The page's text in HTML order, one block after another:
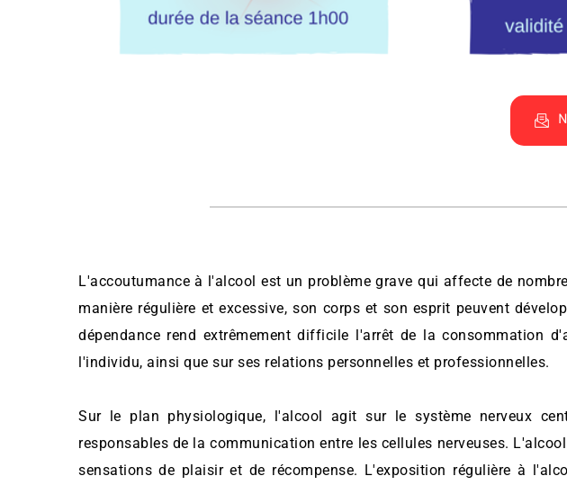
L'accoutumance à l'alcool est un problème grave qui affecte de
manière régulière et excessive, son corps et son esprit peuvent
dépendance rend extrêmement difficile l'arrêt de la consommation
l'individu, ainsi que sur ses relations personnelles et professionnelles.
Sur le plan physiologique, l'alcool agit sur le système nerveux
responsables de la communication entre les cellules nerveuses.
sensations de plaisir et de récompense. L'exposition régulière à